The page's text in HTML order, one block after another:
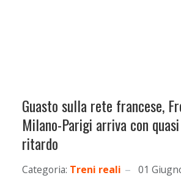
Guasto sulla rete francese,
Milano-Parigi arriva con
ritardo
Categoria: Treni reali 01